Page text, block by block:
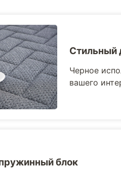
Стильный
Черное
вашего
блок